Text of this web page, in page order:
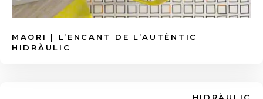
vibrantsColors Pastel.
120x120cm o 120x278cm). Menys juntes
significa menys acumulació de brutícia i
floridura.
MAORI | L’ENCANT DE L’AUTÈNTIC
HIDRÀULIC